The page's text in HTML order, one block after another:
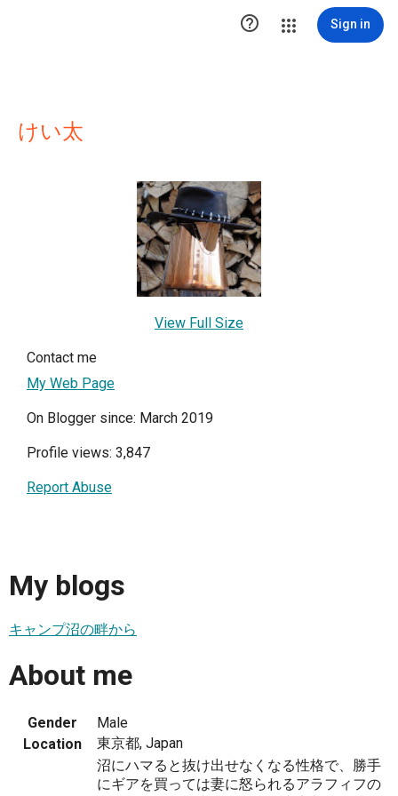
 Sign in
けい太
View Full Size
Contact me
My Web Page
On Blogger since: March 2019
Profile views: 3,847
Report Abuse
My blogs
キャンプ沼の畔から
About me
Gender
Male
Location
東京都, Japan
沼にハマると抜け出せなくなる性格で、勝手
にギアを買っては妻に怒られるアラフィフの